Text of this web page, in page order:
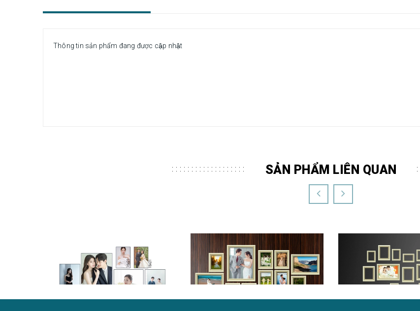
Thông tin sản phẩm đang được cập nhật
SẢN PHẨM LIÊN QUAN